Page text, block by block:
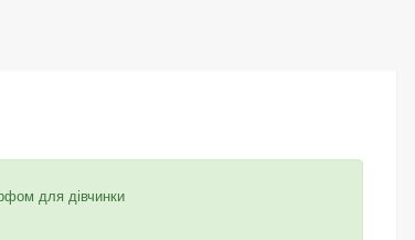
для дівчинки